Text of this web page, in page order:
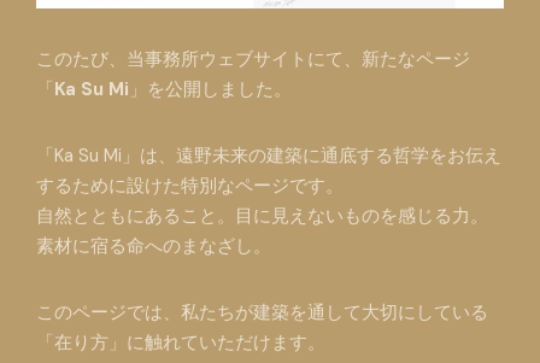
このたび、当事務所ウェブサイトにて、新たなページ
「Ka Su Mi 」を公開しました。
「Ka Su Mi」は、遠野未来の建築に通底する哲学をお伝え
するために設けた特別なページです。
自然とともにあること。目に見えないものを感じる力。
素材に宿る命へのまなざし。
このページでは、私たちが建築を通して大切にしている
「在り方」に触れていただけます。